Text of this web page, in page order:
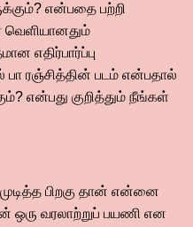
என்பதை பற்றி
வெளியானதும்
எதிர்பார்ப்பு
பா ரஞ்சித்தின் படம் என்பதால்
என்பது குறித்தும் நீங்கள்
பிறகு தான் என்னை
வரலாற்றுப் பயணி என